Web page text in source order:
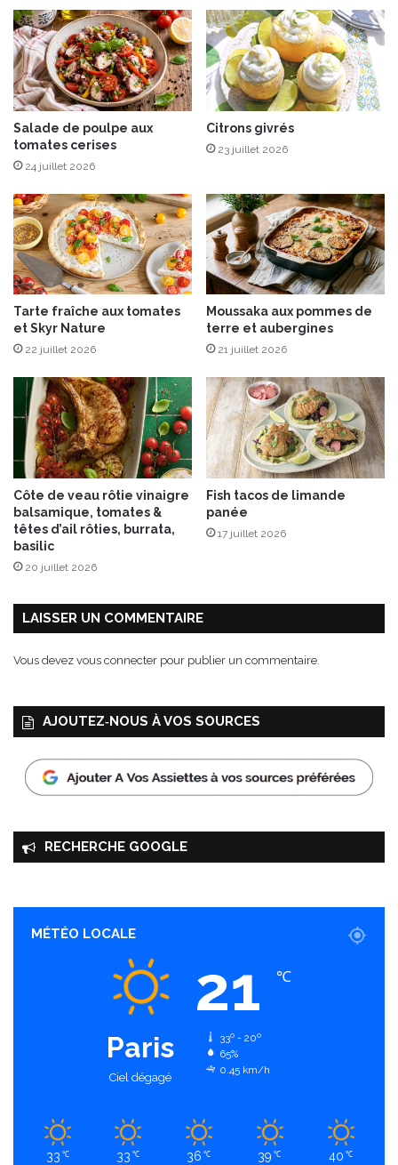
g
n
o
n
s
c
a
r
a
é
l
i
s
é
s
f
i
t
J
a
m
b
n
P
r
e
Salade de poulpe aux
tomates cerises
24 juillet 2026
Citrons givrés
23 juillet 2026
Tarte fraîche aux tomates
et Skyr Nature
22 juillet 2026
Moussaka aux pommes de
terre et aubergines
21 juillet 2026
Côte de veau rôtie vinaigre
balsamique, tomates &
têtes d’ail rôties, burrata,
basilic
20 juillet 2026
Fish tacos de limande
panée
17 juillet 2026
LAISSER UN COMMENTAIRE
Vous devez vous connecter pour publier un commentaire.
AJOUTEZ‑NOUS À VOS SOURCES
RECHERCHE GOOGLE
MÉTÉO LOCALE
Paris
Ciel dégagé
21 ℃
33º - 20º
65%
0.45 km/h
33 ℃ 33 ℃ 36 ℃ 39 ℃ 40 ℃